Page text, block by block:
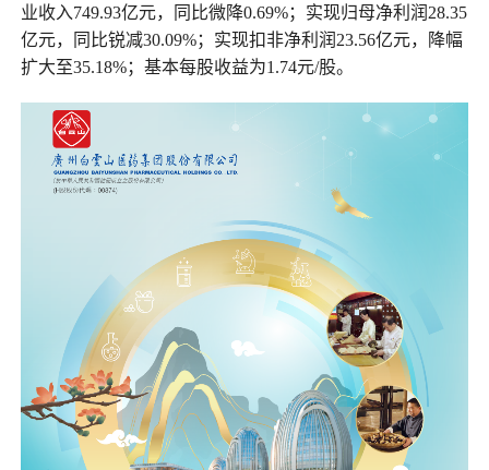
业收入749.93亿元，同比微降0.69%；实现归母净利润28.35
亿元，同比锐减30.09%；实现扣非净利润23.56亿元，降幅
扩大至35.18%；基本每股收益为1.74元/股。